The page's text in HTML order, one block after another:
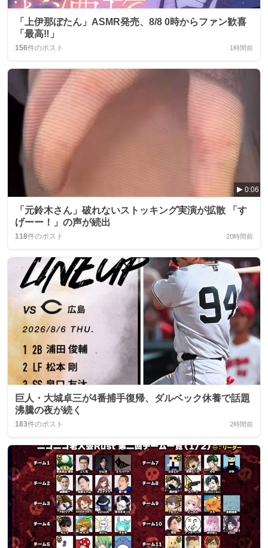
「上伊那ぼたん」ASMR発売、8/8 0時からファン歓喜
「最高‼️」
156件のポスト 1時間前
0:06
「元鈴木さん」破れないストッキング実演が拡散 「す
げーー！」の声が続出
118件のポスト 20時間前
巨人・大城卓三が4番捕手復帰、ダルベック休養で話題
沸騰の夜が続く
183件のポスト 2時間前